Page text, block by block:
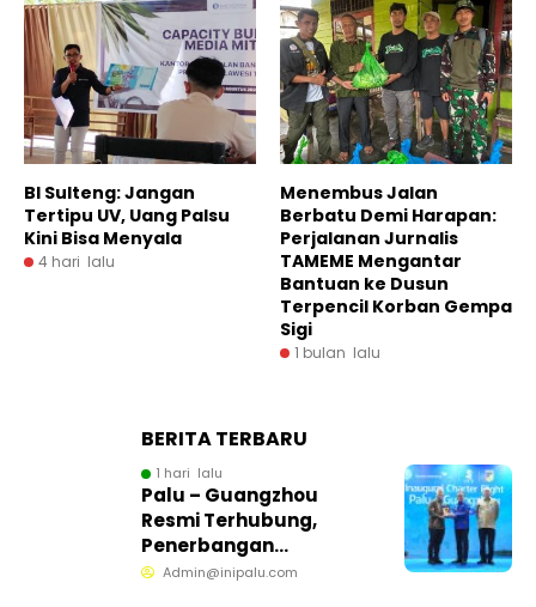
BI Sulteng: Jangan
Tertipu UV, Uang Palsu
Kini Bisa Menyala
4 hari lalu
Menembus Jalan
Berbatu Demi Harapan:
Perjalanan Jurnalis
TAMEME Mengantar
Bantuan ke Dusun
Terpencil Korban Gempa
Sigi
1 bulan lalu
BERITA TERBARU
1 hari lalu
Palu – Guangzhou
Resmi Terhubung,
Penerbangan
Internasional Perdana
Admin@inipalu.com